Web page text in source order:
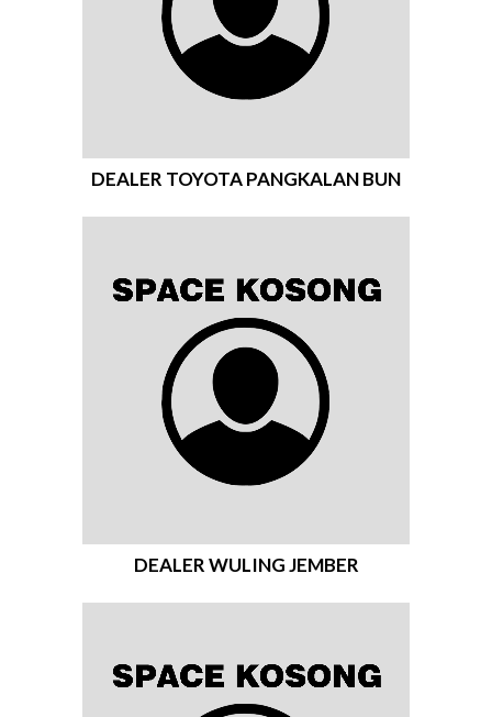
DEALER TOYOTA PANGKALAN BUN
DEALER WULING JEMBER